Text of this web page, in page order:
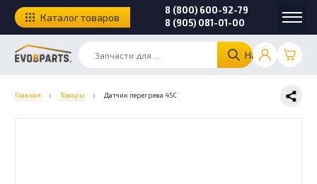
Найти
8 (800) 600-92-79
8 (905) 081-01-00
Каталог товаров
Главная › Товары › Датчик перегрева 45С